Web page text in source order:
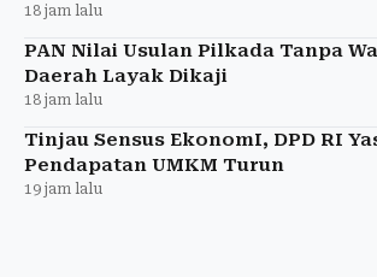
18 jam lalu
PAN Nilai Usulan Pilkada Tanpa
Daerah Layak Dikaji
18 jam lalu
Tinjau Sensus EkonomI, DPD RI
Pendapatan UMKM Turun
19 jam lalu